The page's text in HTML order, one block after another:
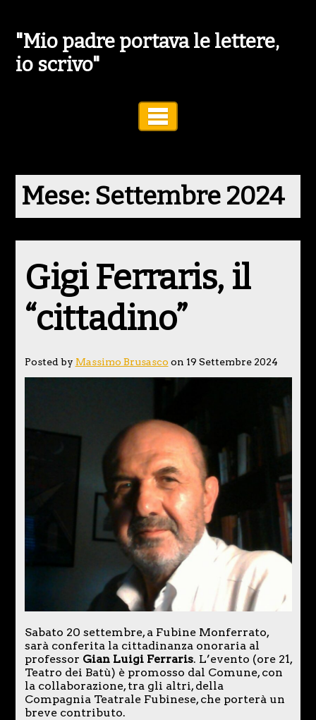
"Mio padre portava le lettere,
io scrivo"
Mese: Settembre 2024
Gigi Ferraris, il
“cittadino”
Posted by Massimo Brusasco on 19 Settembre 2024
Sabato 20 settembre, a Fubine Monferrato,
sarà conferita la cittadinanza onoraria al
professor Gian Luigi Ferraris. L’evento (ore 21,
Teatro dei Batù) è promosso dal Comune, con
la collaborazione, tra gli altri, della
Compagnia Teatrale Fubinese, che porterà un
breve contributo.